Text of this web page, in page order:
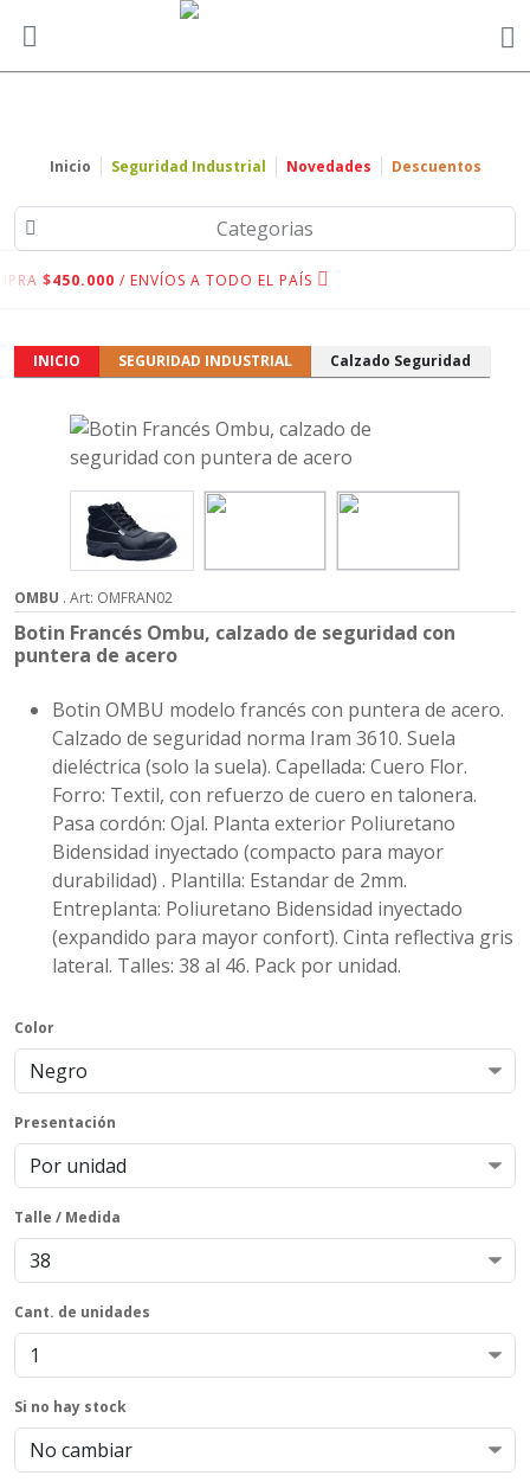
Inicio Seguridad Industrial Novedades Descuentos
Categorias
$450.000 / ENVÍOS A TODO EL PAÍS
INICIO SEGURIDAD INDUSTRIAL Calzado Seguridad
OMBU . Art: OMFRAN02
Botin Francés Ombu, calzado de seguridad con
puntera de acero
Botin OMBU modelo francés con puntera de acero.
Calzado de seguridad norma Iram 3610. Suela
dieléctrica (solo la suela). Capellada: Cuero Flor.
Forro: Textil, con refuerzo de cuero en talonera.
Pasa cordón: Ojal. Planta exterior Poliuretano
Bidensidad inyectado (compacto para mayor
durabilidad) . Plantilla: Estandar de 2mm.
Entreplanta: Poliuretano Bidensidad inyectado
(expandido para mayor confort). Cinta reflectiva gris
lateral. Talles: 38 al 46. Pack por unidad.
Color
Presentación
Talle / Medida
Cant. de unidades
Si no hay stock